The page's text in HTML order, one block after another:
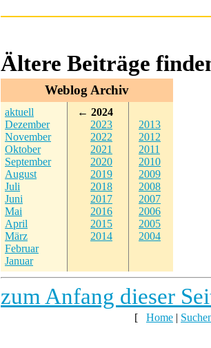
Ältere Beiträge
Weblog Archiv
aktuell
Dezember
November
Oktober
September
August
Juli
Juni
Mai
April
März
Februar
Januar
← 2024
2023
2022
2021
2020
2019
2018
2017
2016
2015
2014
2013
2012
2011
2010
2009
2008
2007
2006
2005
2004
zum Anfang dieser
[ Home |